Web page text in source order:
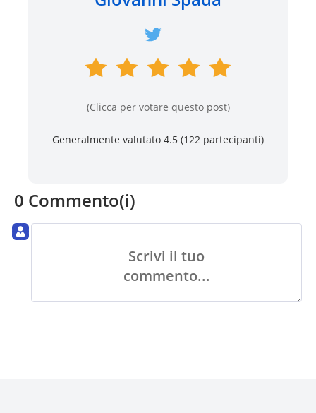
(Clicca per votare questo post)
Generalmente valutato 4.5 (122 partecipanti)
0 Commento(i)
Scrivi il tuo
commento...